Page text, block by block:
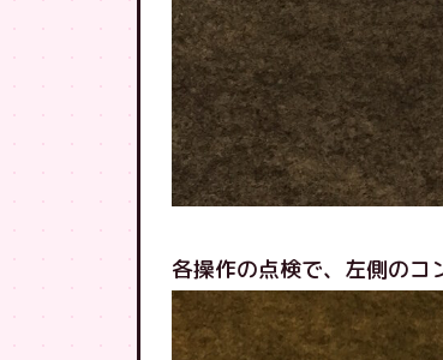
各操作の点検で、左側のコ